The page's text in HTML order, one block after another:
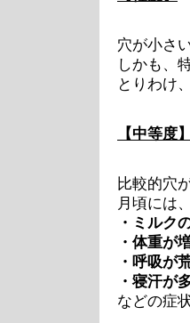
穴が小さ
しかも、
とりわけ
【中等度】
比較的穴
月頃には、
・ミルク
・体重が
・呼吸が
・寝汗が
などの症